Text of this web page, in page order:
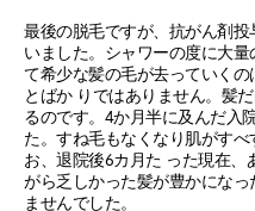
最後の脱毛ですが、抗がん剤
いました。シャワーの度に大
て希少な髪の毛が去っていく
とばか りではありません。髪
るのです。4か月半に及んだ入
た。すね毛もなくなり肌がす
お、退院後6カ月た った現在、
がら乏しかった髪が豊かにな
ませんでした。